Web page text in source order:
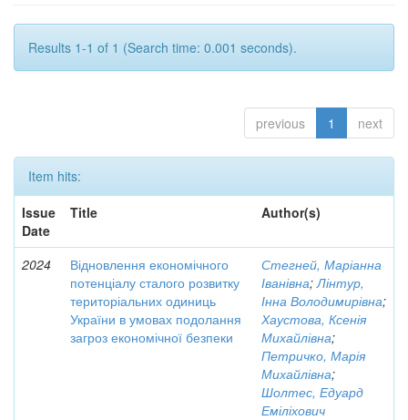
Results 1-1 of 1 (Search time: 0.001 seconds).
previous 1 next
Item hits:
Issue
Date
Title Author(s)
2024
Відновлення економічного
потенціалу сталого розвитку
територіальних одиниць
України в умовах подолання
загроз економічної безпеки
Стегней, Маріанна
Іванівна;Лінтур,
Інна Володимирівна;
Хаустова, Ксенія
Михайлівна;
Петричко, Марія
Михайлівна;
Шолтес, Едуард
Еміліхович